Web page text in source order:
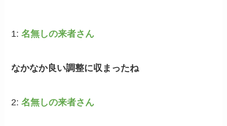
1:名無しの来者さん
なかなか良い調整に収まったね
2:名無しの来者さん